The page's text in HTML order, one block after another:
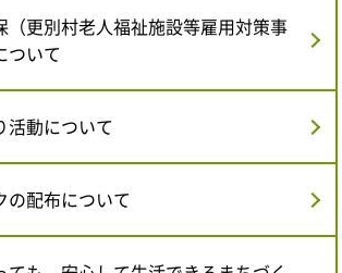
（更別村老人福祉施設等雇用対策事
ついて
活動について
の配布について